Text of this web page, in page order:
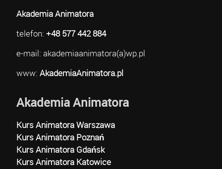
Akademia Animatora
telefon: +48 577 442 884
e-mail: akademiaanimatora(a)wp.pl
www: AkademiaAnimatora.pl
Akademia Animatora
Kurs Animatora Warszawa
Kurs Animatora Poznań
Kurs Animatora Gdańsk
Kurs Animatora Katowice